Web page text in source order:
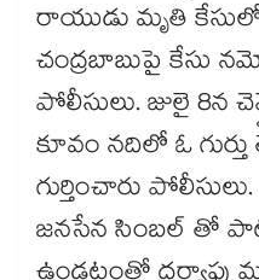
రాయుడు మృతి
చంద్రబాబుపై కేసు
పోలీసులు. జులై 8న
కూవం నదిలో ఓ
గుర్తించారు
జనసేన సింబల్ తో